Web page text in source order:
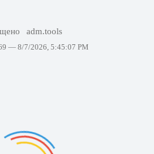
adm.tools
— 8/7/2026, 5:45:07 PM